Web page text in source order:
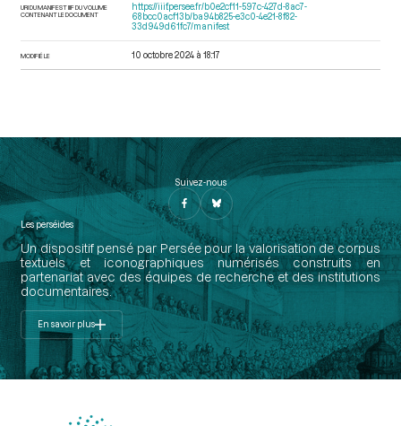
URI DU MANIFEST IIIF DU VOLUME
CONTENANT LE DOCUMENT
https://iiif.persee.fr/b0e2cf11-597c-427d-8ac7-
68bcc0acf13b/ba94b825-e3c0-4e21-8f82-
33d949d61fc7/manifest
MODIFIÉ LE 10 octobre 2024 à 18:17
Suivez-nous
Les perséides
Un dispositif pensé par Persée pour la valorisation de corpus
textuels et iconographiques numérisés construits en
partenariat avec des équipes de recherche et des institutions
documentaires.
En savoir plus